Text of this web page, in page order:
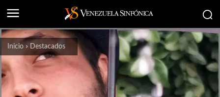
Inicio Destacados